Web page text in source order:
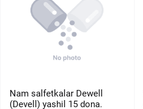
Nam salfetkalar Dewell
(Devell) yashil 15 dona.